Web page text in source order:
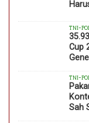
TNI-
Cup
TNI-
Sah